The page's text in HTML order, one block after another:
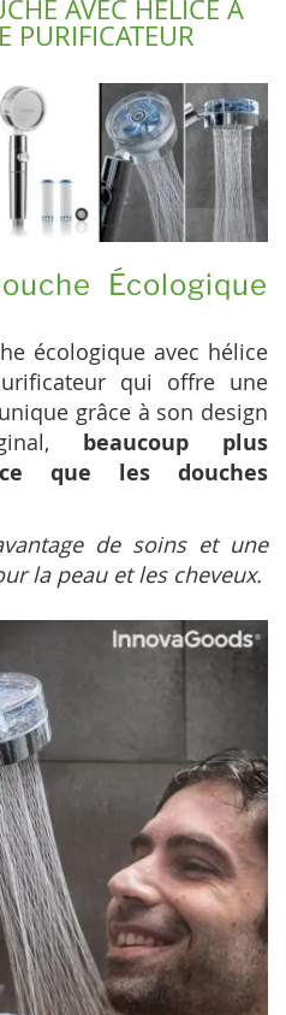
AVEC HÉLICE À
PURIFICATEUR
Écologique
écologique avec hélice
qui offre une
grâce à son design
beaucoup plus
que les douches
de soins et une
la peau et les cheveux.